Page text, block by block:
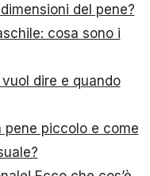
del pene?
cosa sono i
dire e quando
pene piccolo e come